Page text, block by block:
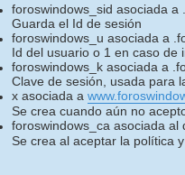
foroswindows_sid asociada a
Guarda el Id de sesión
foroswindows_u asociada a
Id del usuario o 1 en caso de
foroswindows_k asociada a
Clave de sesión, usada para
x asociada a
Se crea cuando aún no
foroswindows_ca asociada al
Se crea al aceptar la política